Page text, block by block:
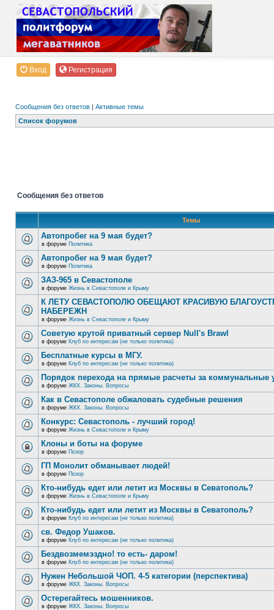
Вход Регистрация
Сообщения без ответов | Активные темы
Список форумов
Сообщения без ответов
Темы
Автопробег на 9 мая будет?
в форуме Политика
Автопробег на 9 мая будет?
в форуме Политика
ЗАЗ-965 в Севастополе
в форуме Жизнь в Севастополе и Крыму
К ЛЕТУ СЕВАСТОПОЛЮ ОБЕЩАЮТ КРАСИВУЮ
НАБЕРЕЖН
в форуме Жизнь в Севастополе и Крыму
Советую крутой приватный сервер Null's Brawl
в форуме Клуб по интересам (не только политика)
Бесплатные курсы в МГУ.
в форуме Клуб по интересам (не только политика)
Порядок перехода на прямые расчеты за коммунальные
в форуме ЖКХ. Законы. Вопросы
Как в Севастополе обжаловать судебные решения
в форуме ЖКХ. Законы. Вопросы
Конкурс: Севастополь - лучший город!
в форуме Жизнь в Севастополе и Крыму
Клоны и боты на форуме
в форуме Позор
ГП Монолит обманывает людей!
в форуме Позор
Кто-нибудь едет или летит из Москвы в Севатополь?
в форуме Жизнь в Севастополе и Крыму
Кто-нибудь едет или летит из Москвы в Севатополь?
в форуме Клуб по интересам (не только политика)
св. Федор Ушаков.
в форуме Клуб по интересам (не только политика)
Бездвозмемэздно! то есть- даром!
в форуме Клуб по интересам (не только политика)
Нужен Небольшой ЧОП. 4-5 категории (перспектива)
в форуме ЖКХ. Законы. Вопросы
Остерегайтесь мошенников.
в форуме ЖКХ. Законы. Вопросы